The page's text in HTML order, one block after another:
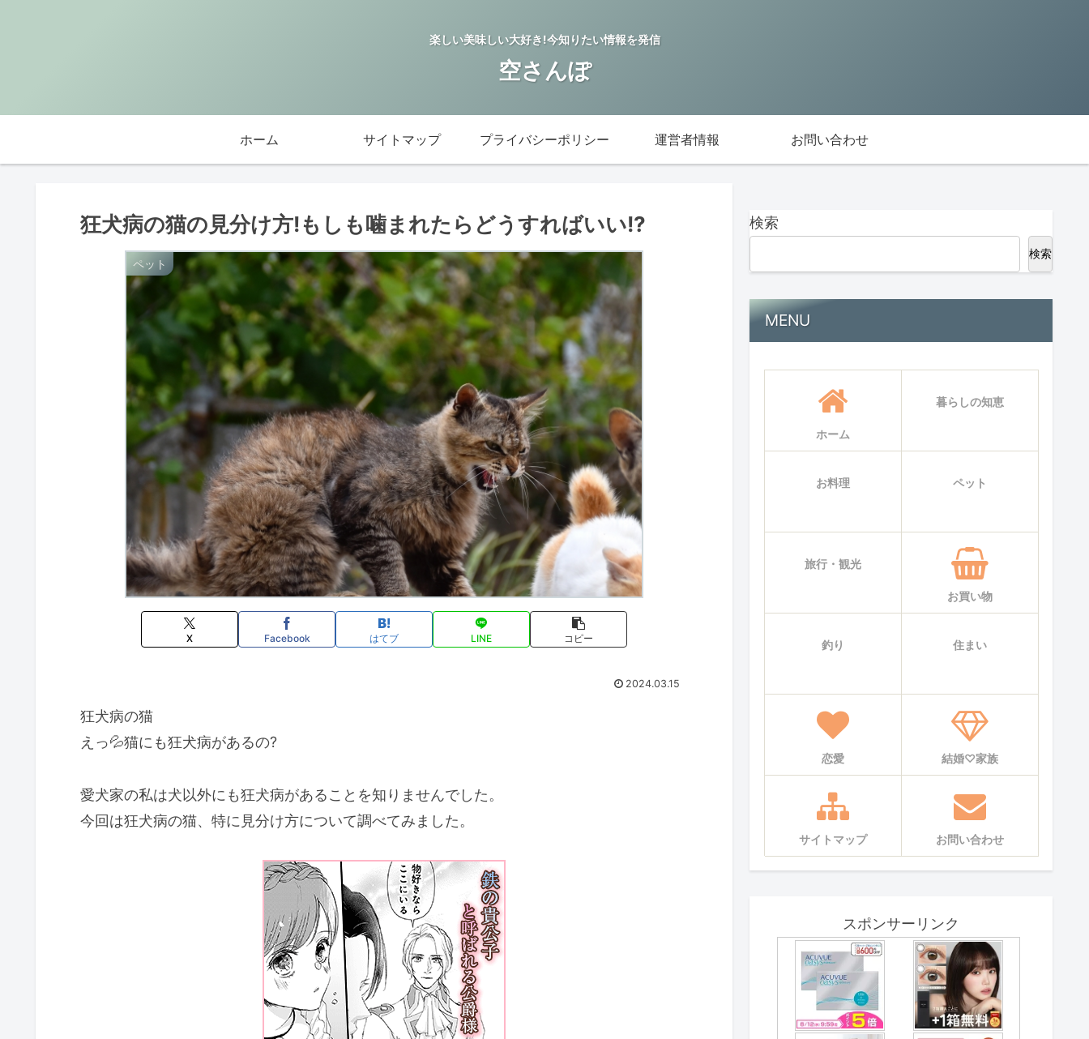
楽しい美味しい大好き!今知りたい情報を発信
空さんぽ
ホーム サイトマップ プライバシーポリシー 運営者情報 お問い合わせ
狂犬病の猫の見分け方!もしも噛まれたらどうすればいい!?
ペット
X Facebook はてブ LINE コピー
2024.03.15
狂犬病の猫
えっ💦猫にも狂犬病があるの?
愛犬家の私は犬以外にも狂犬病があることを知りませんでした。
今回は狂犬病の猫、特に見分け方について調べてみました。
検索
検索
MENU
ホーム
暮らしの知恵
お料理 ペット
旅行・観光
お買い物
釣り 住まい
恋愛 結婚♡家族
サイトマップ お問い合わせ
スポンサーリンク